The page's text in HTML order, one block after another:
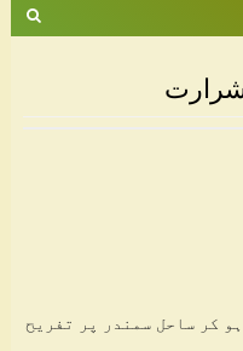
شرارت
کر ساحل سمندر پر تفریح